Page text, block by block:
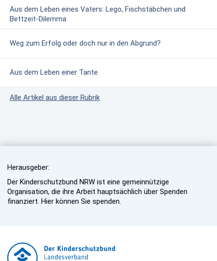
Aus dem Leben eines Vaters: Lego, Fischstäbchen und
Bettzeit-Dilemma
Weg zum Erfolg oder doch nur in den Abgrund?
Aus dem Leben einer Tante
Alle Artikel aus dieser Rubrik
Herausgeber:
Der Kinderschutzbund NRW ist eine gemeinnützige
Organisation, die ihre Arbeit hauptsächlich über Spenden
finanziert. Hier können Sie spenden.